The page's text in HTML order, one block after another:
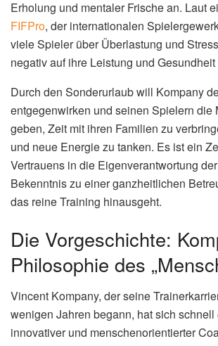
Erholung und mentaler Frische an. Laut
FIFPro, der internationalen
viele Spieler über Überlastung und
negativ auf ihre Leistung und
Durch den Sonderurlaub will Kompany
entgegenwirken und seinen Spielern die
geben, Zeit mit ihren Familien zu
und neue Energie zu tanken. Es ist ein
Vertrauens in die Eigenverantwortung
Bekenntnis zu einer ganzheitlichen
das reine Training hinausgeht.
Die Vorgeschichte:
Philosophie des
Vincent Kompany, der seine
wenigen Jahren begann, hat sich
innovativer und menschenorientierter